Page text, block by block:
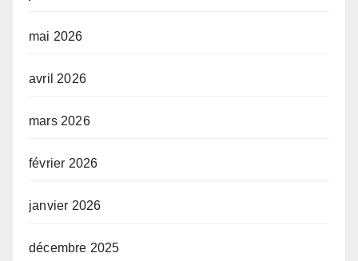
mai 2026
avril 2026
mars 2026
février 2026
janvier 2026
décembre 2025